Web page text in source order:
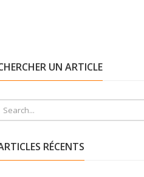
UN ARTICLE
RÉCENTS